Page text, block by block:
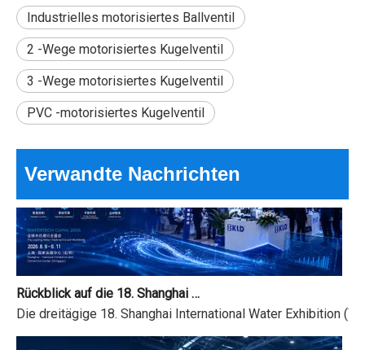
Industrielles motorisiertes Ballventil
2 -Wege motorisiertes Kugelventil
3 -Wege motorisiertes Kugelventil
PVC -motorisiertes Kugelventil
Verwandte Nachrichten
2026 Die besten elektrischen Kugelhähne für eine effiziente Durchflussregelung?
Kann ein kleines Ventil dafür sorgen, dass ein ganzes
Rückblick auf die 18. Shanghai International Water Exhibition und Feiertagsmitteilung zum Drachenbootfest
Die dreitägige 18. Shanghai International Water Exhibition